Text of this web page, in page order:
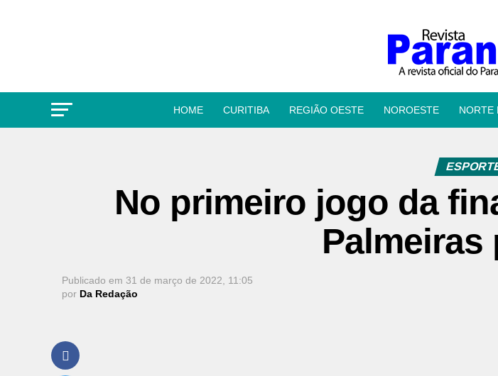
HOME CURITIBA REGIÃO OESTE NOROESTE NORTE
No primeiro jogo da
Palmeiras
Publicado em 31 de março de 2022, 11:05
por Da Redação